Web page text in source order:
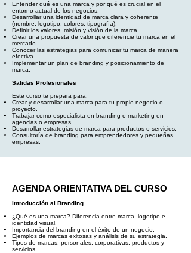
Entender qué es una marca y por qué es crucial en el
entorno actual de los negocios.
Desarrollar una identidad de marca clara y coherente
(nombre, logotipo, colores, tipografía).
Definir los valores, misión y visión de la marca.
Crear una propuesta de valor que diferencie tu marca en el
mercado.
Conocer las estrategias para comunicar tu marca de manera
efectiva.
Implementar un plan de branding y posicionamiento de
marca.
Salidas Profesionales
Este curso te prepara para:
Crear y desarrollar una marca para tu propio negocio o
proyecto.
Trabajar como especialista en branding o marketing en
agencias o empresas.
Desarrollar estrategias de marca para productos o servicios.
Consultoría de branding para emprendedores y pequeñas
empresas.
AGENDA ORIENTATIVA DEL CURSO
Introducción al Branding
¿Qué es una marca? Diferencia entre marca, logotipo e
identidad visual.
Importancia del branding en el éxito de un negocio.
Ejemplos de marcas exitosas y análisis de su estrategia.
Tipos de marcas: personales, corporativas, productos y
servicios.